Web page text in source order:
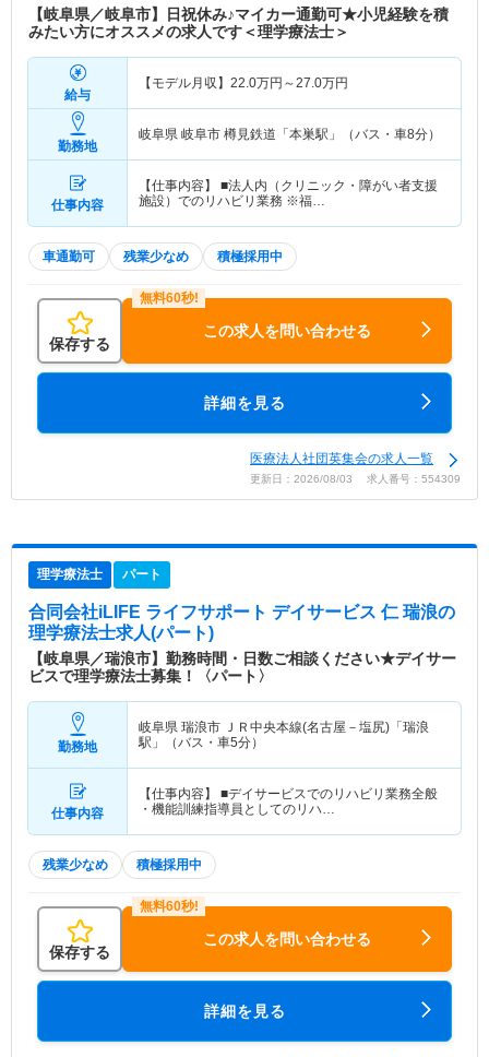
【岐阜県／岐阜市】日祝休み♪マイカー通勤可★小児経験を積
みたい方にオススメの求人です＜理学療法士＞
給与
【モデル月収】 22.0万円～27.0万円
勤務地
岐阜県 岐阜市 樽見鉄道「本巣駅」（バス・車8分）
仕事内容
【仕事内容】 ■法人内（クリニック・障がい者支援
施設）でのリハビリ業務 ※福…
車通勤可 残業少なめ 積極採用中
保存する
この求人を問い合わせる
詳細を見る
医療法人社団英集会の求人一覧
更新日：2026/08/03 求人番号：554309
理学療法士 パート
合同会社iLIFE ライフサポート デイサービス 仁 瑞浪の
理学療法士求人(パート)
【岐阜県／瑞浪市】勤務時間・日数ご相談ください★デイサー
ビスで理学療法士募集！〈パート〉
勤務地
岐阜県 瑞浪市 ＪＲ中央本線(名古屋－塩尻)「瑞浪
駅」（バス・車5分）
仕事内容
【仕事内容】 ■デイサービスでのリハビリ業務全般
・機能訓練指導員としてのリハ…
残業少なめ 積極採用中
保存する
この求人を問い合わせる
詳細を見る